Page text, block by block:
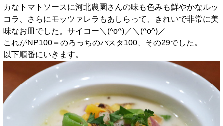
カなトマトソースに河北農園さんの味も色みも鮮やかなルッ
コラ、さらにモッツァレラもあしらって、きれいで非常に美
味なお皿でした。サイコー＼(^o^)／＼(^o^)／
これがNP100＝のろっちのパスタ100、その29でした。
以下順番にいきます。